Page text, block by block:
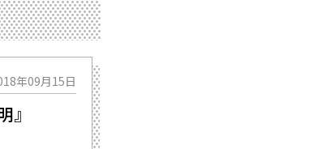
年09月15日
』